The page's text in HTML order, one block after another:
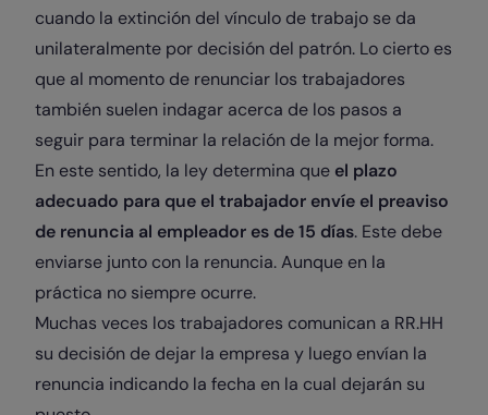
cuando la extinción del vínculo de trabajo se da
unilateralmente por decisión del patrón. Lo cierto es
que al momento de renunciar los trabajadores
también suelen indagar acerca de los pasos a
seguir para terminar la relación de la mejor forma.
En este sentido, la ley determina que el plazo
adecuado para que el trabajador envíe el preaviso
de renuncia al empleador es de 15 días. Este debe
enviarse junto con la renuncia. Aunque en la
práctica no siempre ocurre.
Muchas veces los trabajadores comunican a RR.HH
su decisión de dejar la empresa y luego envían la
renuncia indicando la fecha en la cual dejarán su